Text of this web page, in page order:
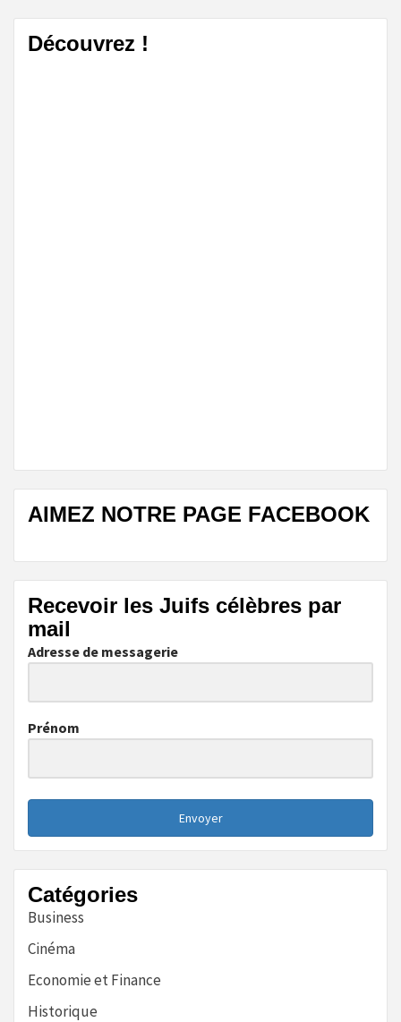
Découvrez !
AIMEZ NOTRE PAGE FACEBOOK
Recevoir les Juifs célèbres par
mail
Adresse de messagerie
Prénom
Envoyer
Catégories
Business
Cinéma
Economie et Finance
Historique